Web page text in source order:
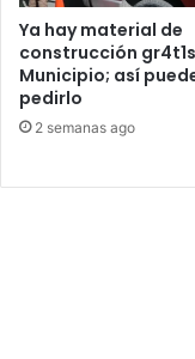
Ya hay material de
construcción
Municipio; así
pedirlo
2 semanas ago